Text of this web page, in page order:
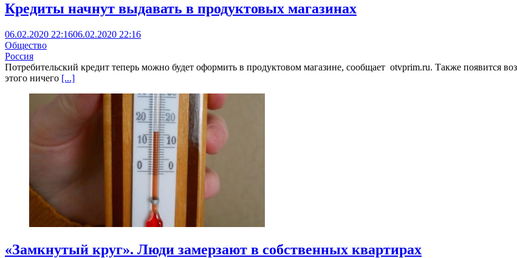
Кредиты начнут выдавать в продуктовых магазинах
06.02.2020 22:1606.02.2020 22:16
Общество
Россия
Потребительский кредит теперь можно будет оформить в продуктовом магазине, сообщает otvprim.ru. Также появится
этого ничего [...]
«Замкнутый круг». Люди замерзают в собственных квартирах